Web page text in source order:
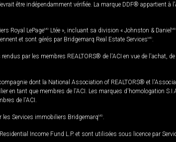
être indépendamment vérifiée. La marque DDF® appartient à
Royal LePageMD Ltée », incluant sa division « Johnston & Daniel MD
et sont gérés par Bridgemarq Real Estate ServicesMD
par les membres REALTORS® de l'ACI en vue de l'achat,
dont la National Association of REALTORS® et
en tant que membres de l'ACI. Les marques d'homologation
de l'ACI.
les Services immobiliers BridgemarqMD
Income Fund L.P. et sont utilisées sous licence par